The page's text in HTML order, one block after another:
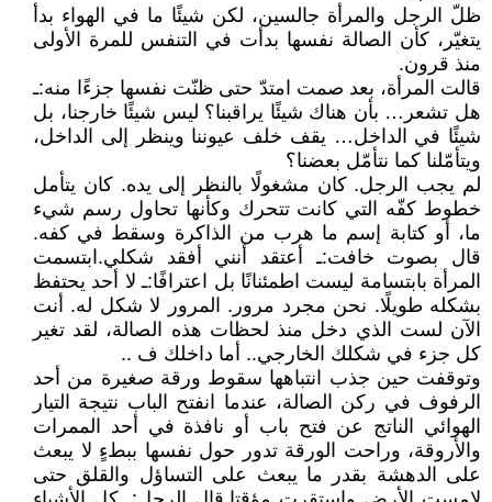
ظلّ الرجل والمرأة جالسين، لكن شيئًا ما في الهواء بدأ
يتغيّر، كأن الصالة نفسها بدأت في التنفس للمرة الأولى
منذ قرون.
قالت المرأة، بعد صمت امتدّ حتى ظنّت نفسها جزءًا منه: ـ
هل تشعر… بأن هناك شيئًا يراقبنا؟ ليس شيئًا خارجنا، بل
شيئًا في الداخل… يقف خلف عيوننا وينظر إلى الداخل،
ويتأمّلنا كما نتأمّل بعضنا؟
لم يجب الرجل. كان مشغولًا بالنظر إلى يده. كان يتأمل
خطوط كفّه التي كانت تتحرك وكأنها تحاول رسم شيء
ما، أو كتابة إسم ما هرب من الذاكرة وسقط في كفه.
قال بصوت خافت: ـ أعتقد أنني أفقد شكلي. ابتسمت
المرأة بابتسامة ليست اطمئنانًا بل اعترافًا: ـ لا أحد يحتفظ
بشكله طويلًا. نحن مجرد مرور. المرور لا شكل له. أنت
الآن لست الذي دخل منذ لحظات هذه الصالة، لقد تغير
كل جزء في شكلك الخارجي.. أما داخلك ف ..
وتوقفت حين جذب انتباهها سقوط ورقة صغيرة من أحد
الرفوف في ركن الصالة، عندما انفتح الباب نتيجة التيار
الهوائي الناتج عن فتح باب أو نافذة في أحد الممرات
والأروقة، وراحت الورقة تدور حول نفسها ببطءٍ لا يبعث
على الدهشة بقدر ما يبعث على التساؤل والقلق حتى